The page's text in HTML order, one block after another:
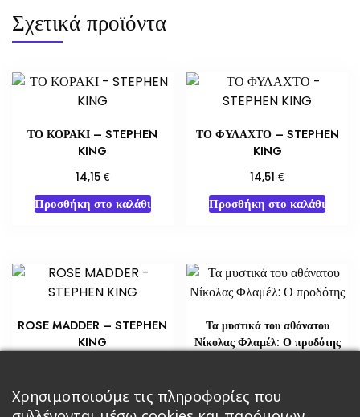
Σχετικά προϊόντα
ΤΟ ΚΟΡΑΚΙ – STEPHEN
KING
14,15 €
Προσθήκη στο καλάθι
ΤΟ ΦΥΛΑΧΤΟ – STEPHEN
KING
14,51€
Προσθήκη στο καλάθι
ROSE MADDER – STEPHEN
KING
Προσθήκη στο καλάθι
Τα μυστικά του αθάνατου
Νίκολας Φλαμέλ: Ο προδότης
Διαβάστε περισσότερα
Χρησιμοποιούμε τις πληροφορίες που